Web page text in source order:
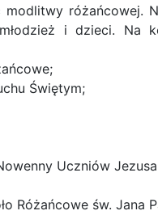
różańcowej.
i dzieci.
Świętym;
Uczniów
Różańcowe św. Jana